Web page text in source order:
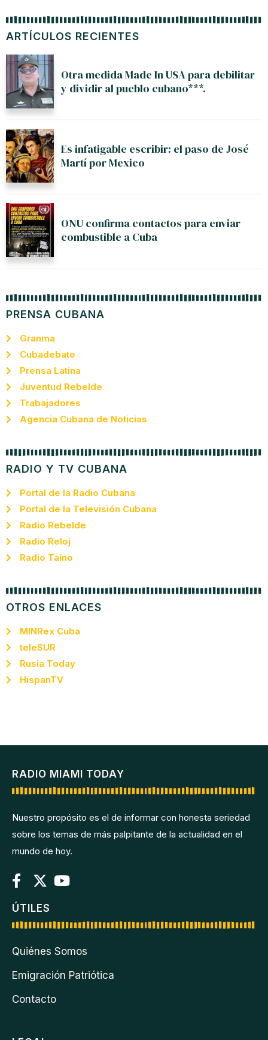
ARTÍCULOS RECIENTES
Otra medida Made In USA para debilitar
y dividir al pueblo cubano***.
Es infatigable escribir: el paso de José
Martí por Mexico
ONU confirma contactos para enviar
combustible a Cuba
PRENSA CUBANA
Granma
Cubadebate
Prensa Latina
Juventud Rebelde
Trabajadores
Agencia Cubana de Noticias
RADIO Y TV CUBANA
Portal de la Radio Cubana
Portal de la Televisión Cubana
Radio Rebelde
Radio Reloj
Radio Taíno
OTROS ENLACES
MINRex Cuba
teleSUR
Rusia Today
HispanTV
RADIO MIAMI TODAY
Nuestro propósito es el de informar con honesta seriedad
sobre los temas de más palpitante de la actualidad en el
mundo de hoy.
ÚTILES
Quiénes Somos
Emigración Patriótica
Contacto